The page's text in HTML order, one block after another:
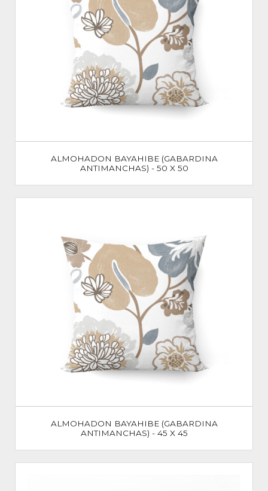
ALMOHADON BAYAHIBE (GABARDINA
ANTIMANCHAS) - 50 X 50
ALMOHADON BAYAHIBE (GABARDINA
ANTIMANCHAS) - 45 X 45